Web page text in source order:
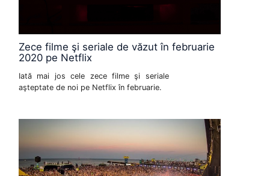
Zece filme şi seriale de văzut în februarie
2020 pe Netflix
Iată mai jos cele zece filme şi seriale
aşteptate de noi pe Netflix în februarie.